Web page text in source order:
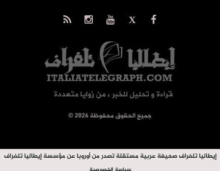
© جميع الحقوق محفوظة 2026
إيطاليا تلغراف صحيفة عربية مستقلة تصدر من أوروبا عن مؤسسة إيطاليا تلغراف